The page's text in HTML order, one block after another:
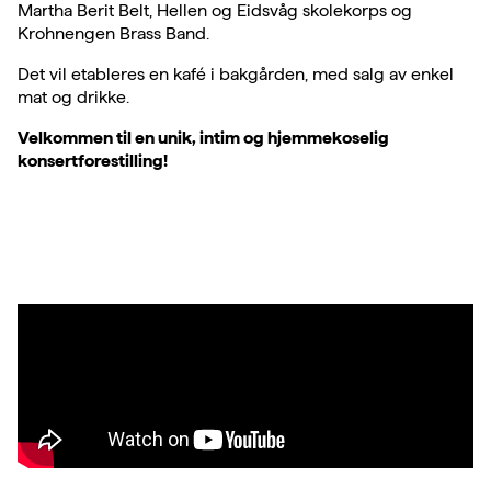
Martha Berit Belt, Hellen og Eidsvåg skolekorps og
Krohnengen Brass Band.
Det vil etableres en kafé i bakgården, med salg av enkel
mat og drikke.
Velkommen til en unik, intim og hjemmekoselig
konsertforestilling!